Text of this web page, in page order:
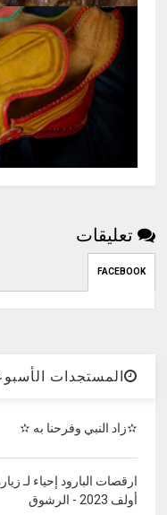
تعليقات
FACEBOOK
المستجدات
✫زاد النبي وفرحنا به ✫
ارقصات البارود إحياء لـ
أولف 2023 - الرشوق